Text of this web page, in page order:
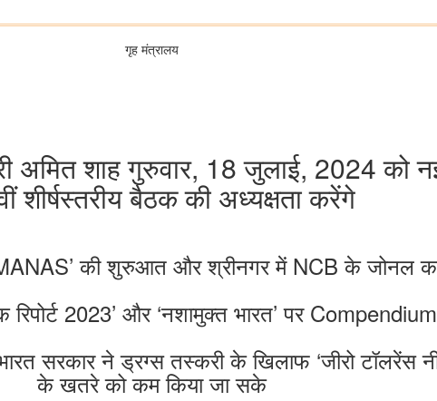
गृह मंत्रालय
अमित शाह गुरुवार, 18 जुलाई, 2024 को
शीर्षस्तरीय बैठक की अध्यक्षता करेंगे
‘MANAS’ की शुरुआत और श्रीनगर में NCB के जोनल
रिपोर्ट 2023’ और ‘नशामुक्त भारत’ पर
सरकार ने ड्रग्स तस्करी के खिलाफ ‘जीरो टॉलरेंस
के खतरे को कम किया जा सके